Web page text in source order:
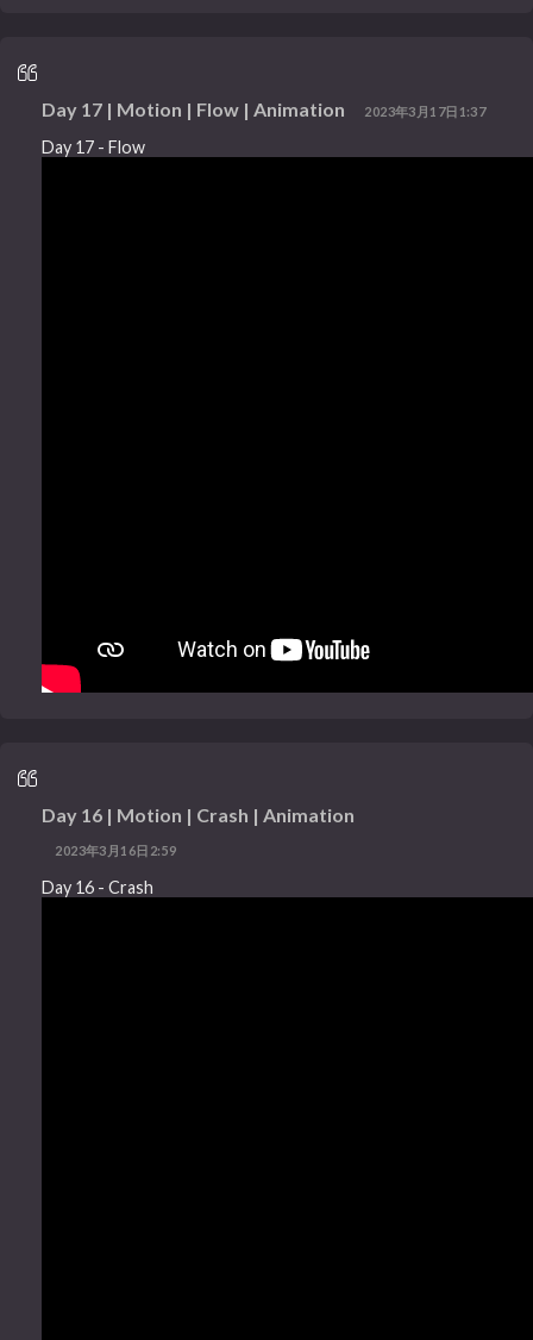
Day 17 | Motion | Flow | Animation 2023年3月17日1:37
Day 17 - Flow
Day 16 | Motion | Crash | Animation
2023年3月16日2:59
Day 16 - Crash